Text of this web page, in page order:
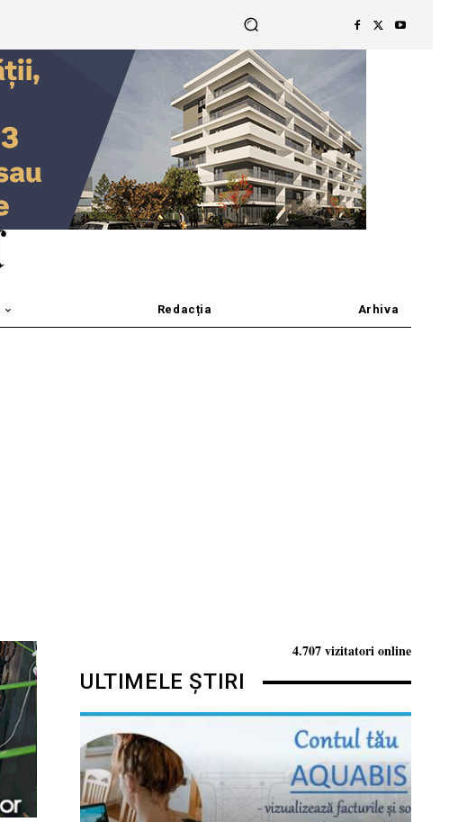
Redacția Arhiva
4.707 vizitatori online
ULTIMELE ȘTIRI